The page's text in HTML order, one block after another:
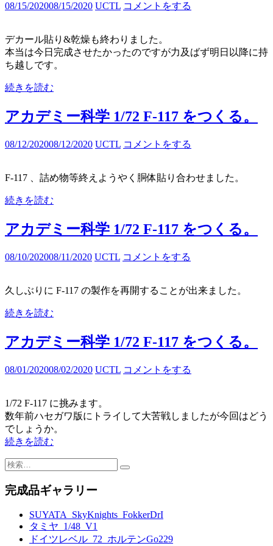
08/15/202008/15/2020 UCTL コメントをする
デカール貼り&乾燥も終わりました。
本当は今日完成させたかったのですが力及ばず明日以降に持
ち越しです。
続きを読む
アカデミー科学 1/72 F-117 をつくる。
08/12/202008/12/2020 UCTL コメントをする
F-117 、詰め物等終えようやく胴体貼り合わせました。
続きを読む
アカデミー科学 1/72 F-117 をつくる。
08/10/202008/11/2020 UCTL コメントをする
久しぶりに F-117 の製作を再開することが出来ました。
続きを読む
アカデミー科学 1/72 F-117 をつくる。
08/01/202008/02/2020 UCTL コメントをする
1/72 F-117 に挑みます。
数年前ハセガワ版にトライして大苦戦しましたが今回はどう
でしょうか。
続きを読む
検
完成品ギャラリー
SUYATA_SkyKnights_FokkerDrI
タミヤ_1/48_V1
ドイツレベル_72_ホルテンGo229